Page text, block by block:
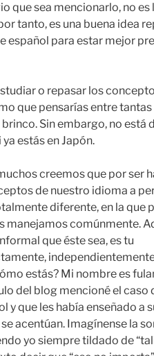
que sea mencionarlo, no es
tanto, es una buena idea
español para estar mejor
o repasar los
que pensarías entre
Sin embargo, no está
estás en Japón.
creemos que por ser
de nuestro idioma a
diferente, en la que
manejamos comúnmente.
que éste sea, es tu
estás? Mi nombre es
del blog mencioné el caso
y que les había enseñado a
acentúan. Imagínense la
yo siempre tildado de